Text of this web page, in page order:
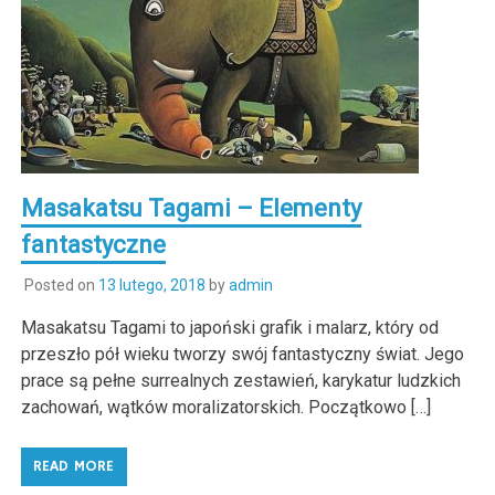
Masakatsu Tagami – Elementy
fantastyczne
Posted on 13 lutego, 2018 byadmin
Masakatsu Tagami to japoński grafik i malarz, który od
przeszło pół wieku tworzy swój fantastyczny świat. Jego
prace są pełne surrealnych zestawień, karykatur ludzkich
zachowań, wątków moralizatorskich. Początkowo […]
READ MORE